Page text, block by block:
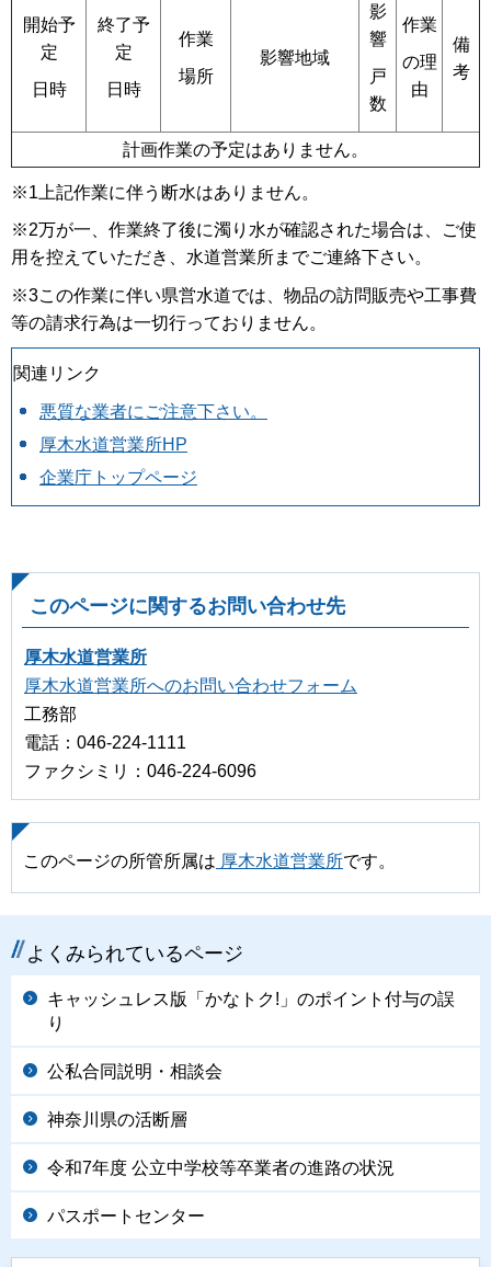
開始予
定
日時
終了予
定
日時
作業
場所
影響地域
影
響
戸
数
作業
の理
由
備
考
計画作業の予定はありません。
※1上記作業に伴う断水はありません。
※2万が一、作業終了後に濁り水が確認された場合は、ご使
用を控えていただき、水道営業所までご連絡下さい。
※3この作業に伴い県営水道では、物品の訪問販売や工事費
等の請求行為は一切行っておりません。
関連リンク
悪質な業者にご注意下さい。
厚木水道営業所HP
企業庁トップページ
このページに関するお問い合わせ先
厚木水道営業所
厚木水道営業所へのお問い合わせフォーム
工務部
電話：046-224-1111
ファクシミリ：046-224-6096
このページの所管所属は 厚木水道営業所です。
よくみられているページ
キャッシュレス版「かなトク!」のポイント付与の誤
り
公私合同説明・相談会
神奈川県の活断層
令和7年度 公立中学校等卒業者の進路の状況
パスポートセンター